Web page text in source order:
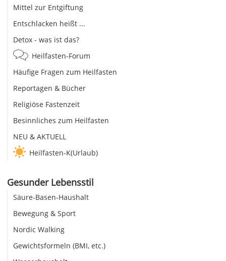
Mittel zur Entgiftung
Entschlacken heißt ...
Detox - was ist das?
Heilfasten-Forum
Häufige Fragen zum Heilfasten
Reportagen & Bücher
Religiöse Fastenzeit
Besinnliches zum Heilfasten
NEU & AKTUELL
Heilfasten-K(Urlaub)
Gesunder Lebensstil
Säure-Basen-Haushalt
Bewegung & Sport
Nordic Walking
Gewichtsformeln (BMI, etc.)